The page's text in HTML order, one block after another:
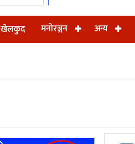
खेलकुद मनोरञ्जन अन्य